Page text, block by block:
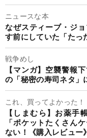
ニュースな本
なぜスティーブ・ジ
す前にしていた「たっ
戦争めし
【マンガ】空襲警報
の「秘密の寿司ネタ」
これ、買ってよかった！
【しまむら】お薬手
「ポケットたくさん
ない！《購入レビュー》